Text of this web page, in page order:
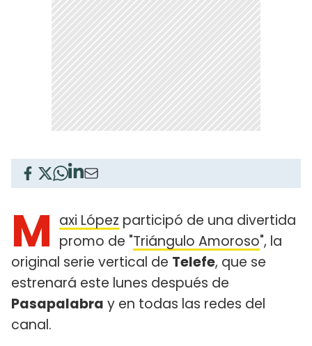
M axi López participó de una divertida
promo de "Triángulo Amoroso", la
original serie vertical de Telefe, que se
estrenará este lunes después de
Pasapalabra y en todas las redes del
canal.